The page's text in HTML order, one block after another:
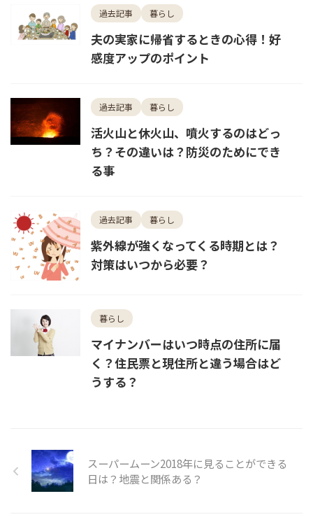
過去記事 暮らし
夫の実家に帰省するときの心得！好
感度アップのポイント
過去記事 暮らし
活火山と休火山、噴火するのはどっ
ち？その違いは？防災のためにでき
る事
過去記事 暮らし
紫外線が強くなってくる時期とは？
対策はいつから必要？
暮らし
マイナンバーはいつ時点の住所に届
く？住民票と現住所と違う場合はど
うする？
スーパームーン2018年に見ることができる
日は？地震と関係ある？